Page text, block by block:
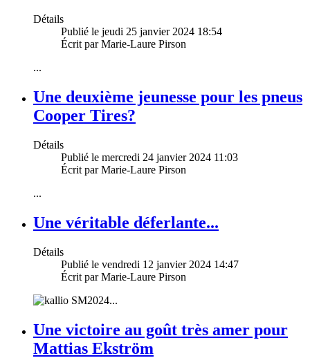
Détails
Publié le jeudi 25 janvier 2024 18:54
Écrit par Marie-Laure Pirson
...
Une deuxième jeunesse pour les pneus
Cooper Tires?
Détails
Publié le mercredi 24 janvier 2024 11:03
Écrit par Marie-Laure Pirson
...
Une véritable déferlante...
Détails
Publié le vendredi 12 janvier 2024 14:47
Écrit par Marie-Laure Pirson
...
Une victoire au goût très amer pour
Mattias Ekström